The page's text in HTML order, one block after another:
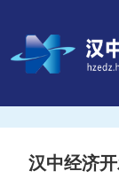
汉中经济